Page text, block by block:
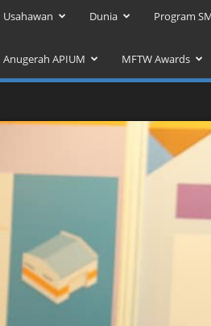
Usahawan Dunia Program
Anugerah APIUM MFTW Awards